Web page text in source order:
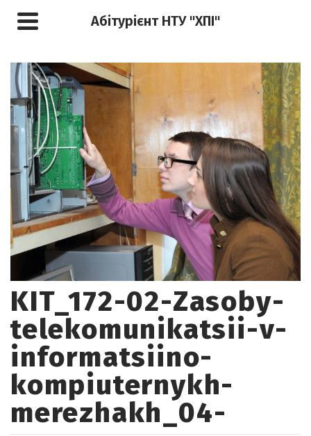
Абітурієнт НТУ "ХПІ"
KIT_172-02-Zasoby-
telekomunikatsii-v-
informatsiino-
kompiuternykh-
merezhakh_04-